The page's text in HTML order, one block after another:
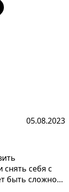
05.08.2023
снять себя с
быть сложной